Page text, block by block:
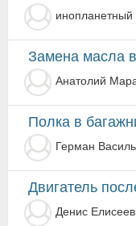
инопланетный
Замена масла
Анатолий
Полка в
Герман
Двигатель после
Денис